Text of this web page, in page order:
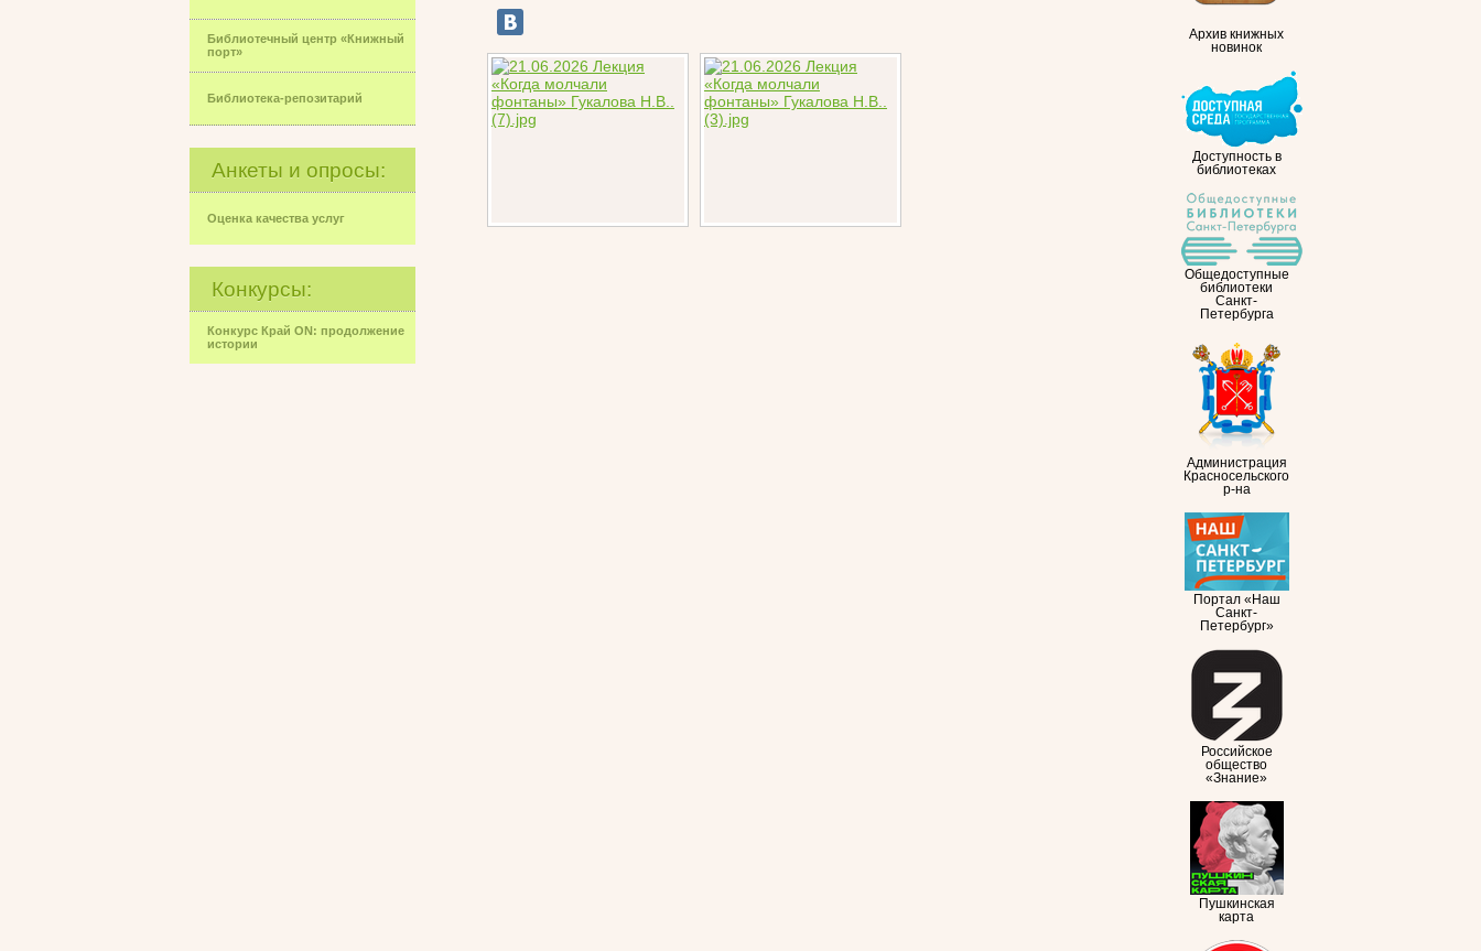
Библиотечный центр «Книжный
порт»
Библиотека-репозитарий
Анкеты и опросы:
Оценка качества услуг
Конкурсы:
Конкурс Край ON: продолжение
истории
Архив книжных
новинок
Доступность в
библиотеках
Общедоступные
библиотеки
Санкт-
Петербурга
Администрация
Красносельского
р-на
Портал «Наш
Санкт-
Петербург»
Российское
общество
«Знание»
Пушкинская
карта